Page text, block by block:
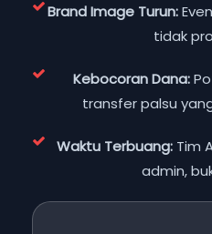
Brand Image Turun:
tidak
Kebocoran Dana:
transfer palsu
Waktu Terbuang: Tim
admin,